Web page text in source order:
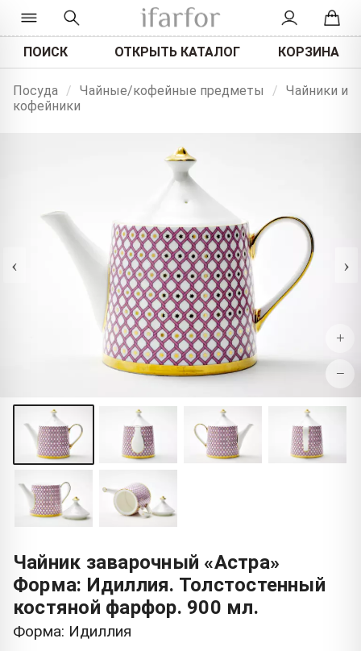
ПОИСК ОТКРЫТЬ КАТАЛОГ КОРЗИНА
Посуда / Чайные/кофейные предметы / Чайники и
кофейники
‹ ›
+
−
Чайник заварочный «Астра»
Форма: Идиллия. Толстостенный
костяной фарфор. 900 мл.
Форма: Идиллия